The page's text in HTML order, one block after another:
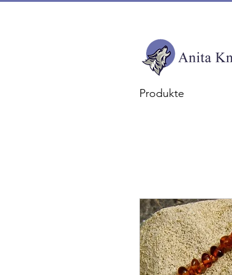
Produkte